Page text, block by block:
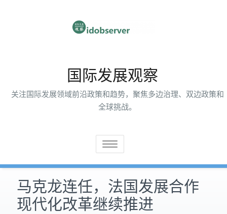
国际发展观察
关注国际发展领域前沿政策和趋势，聚焦多边治理、双边政策和
全球挑战。
切
航
马克龙连任，法国发展合作
现代化改革继续推进